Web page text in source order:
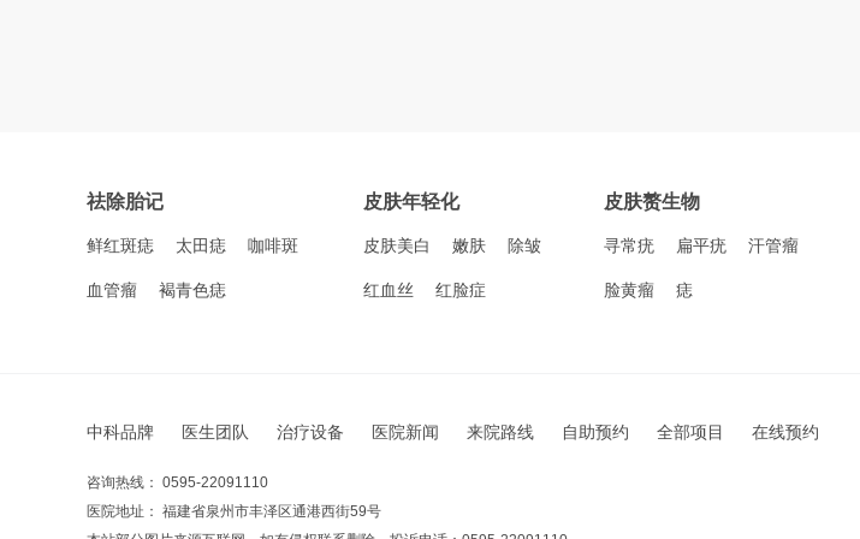
祛除胎记
鲜红斑痣 太田痣 咖啡斑
血管瘤 褐青色痣
皮肤年轻化
皮肤美白 嫩肤 除皱
红血丝 红脸症
皮肤赘生物
寻常疣 扁平疣 汗管瘤
脸黄瘤 痣
中科品牌 医生团队 治疗设备 医院新闻 来院路线 自助预约 全部项目 在线预约
咨询热线： 0595-22091110
医院地址： 福建省泉州市丰泽区通港西街59号